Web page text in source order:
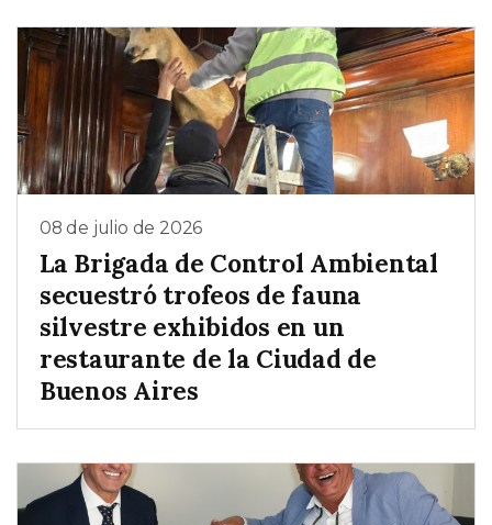
08 de julio de 2026
La Brigada de Control Ambiental
secuestró trofeos de fauna
silvestre exhibidos en un
restaurante de la Ciudad de
Buenos Aires